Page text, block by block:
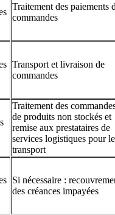
Traitement des paiements
commandes
Transport et livraison de
commandes
Traitement des
de produits non stockés et
remise aux prestataires de
services logistiques pour le
transport
Si nécessaire :
des créances impayées